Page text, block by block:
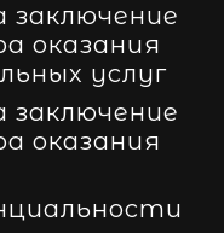
оказания
услуг
оказания